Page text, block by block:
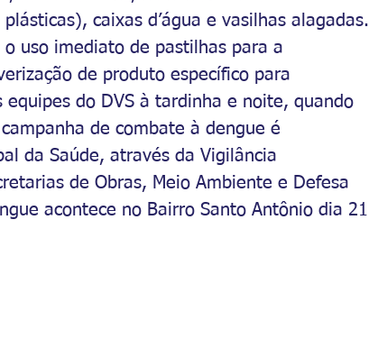
caixas d’água e vasilhas alagadas.
uso imediato de pastilhas para a
de produto específico para
do DVS à tardinha e noite, quando
de combate à dengue é
da Saúde, através da Vigilância
de Obras, Meio Ambiente e Defesa
acontece no Bairro Santo Antônio dia 21